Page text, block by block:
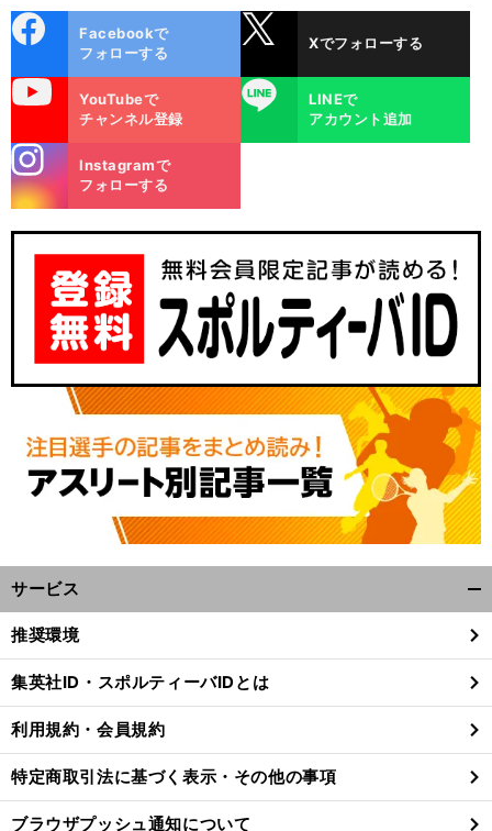
ok
Facebookで
フォローする
Xでフォローする
YouTubeで
チャンネル登録
LINE
LINEで
アカウント追加
m
Instagramで
フォローする
サービス
閉
る
推奨環境
集英社ID・スポルティーバIDとは
利用規約・会員規約
特定商取引法に基づく表示・その他の事項
ブラウザプッシュ通知について